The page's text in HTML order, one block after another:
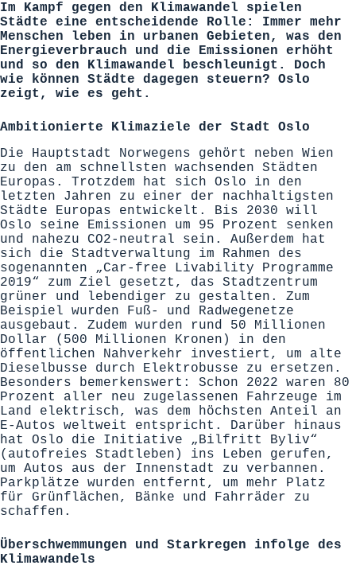
Im Kampf gegen den Klimawandel spielen
Städte eine entscheidende Rolle: Immer mehr
Menschen leben in urbanen Gebieten, was den
Energieverbrauch und die Emissionen erhöht
und so den Klimawandel beschleunigt. Doch
wie können Städte dagegen steuern? Oslo
zeigt, wie es geht.
Ambitionierte Klimaziele der Stadt Oslo
Die Hauptstadt Norwegens gehört neben Wien
zu den am schnellsten wachsenden Städten
Europas. Trotzdem hat sich Oslo in den
letzten Jahren zu einer der nachhaltigsten
Städte Europas entwickelt. Bis 2030 will
Oslo seine Emissionen um 95 Prozent senken
und nahezu CO2-neutral sein. Außerdem hat
sich die Stadtverwaltung im Rahmen des
sogenannten „Car-free Livability Programme
2019“ zum Ziel gesetzt, das Stadtzentrum
grüner und lebendiger zu gestalten. Zum
Beispiel wurden Fuß- und Radwegenetze
ausgebaut. Zudem wurden rund 50 Millionen
Dollar (500 Millionen Kronen) in den
öffentlichen Nahverkehr investiert, um alte
Dieselbusse durch Elektrobusse zu ersetzen.
Besonders bemerkenswert: Schon 2022 waren 80
Prozent aller neu zugelassenen Fahrzeuge im
Land elektrisch, was dem höchsten Anteil an
E-Autos weltweit entspricht. Darüber hinaus
hat Oslo die Initiative „Bilfritt Byliv“
(autofreies Stadtleben) ins Leben gerufen,
um Autos aus der Innenstadt zu verbannen.
Parkplätze wurden entfernt, um mehr Platz
für Grünflächen, Bänke und Fahrräder zu
schaffen.
Überschwemmungen und Starkregen infolge des
Klimawandels